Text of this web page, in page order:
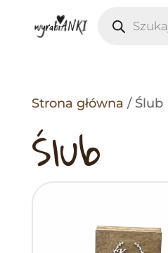
produktów
Strona główna / Ślub
Ślub